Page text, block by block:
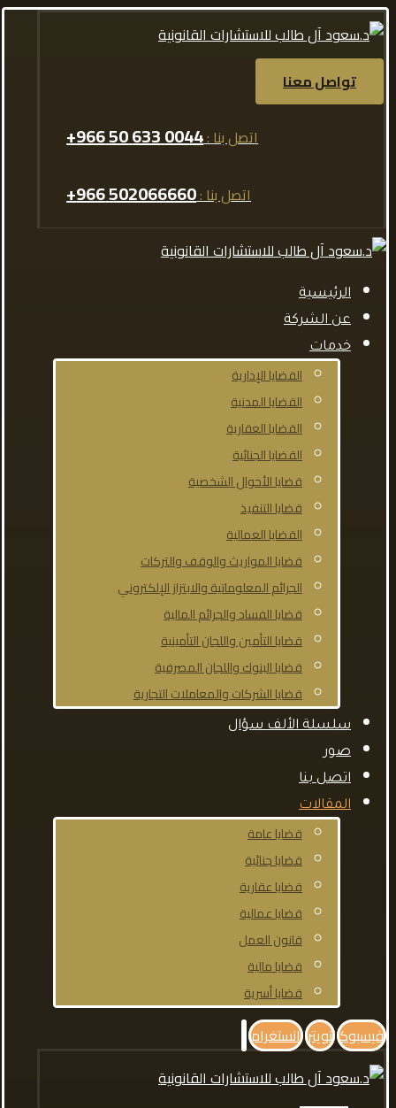
تواصل معنا
اتصل بنا :0044 633 50 966+
اتصل بنا :502066660 966+
الرئيسية
عن الشركة
خدمات
القضايا الإدارية
القضايا المدنية
القضايا العقارية
القضايا الجنائية
قضايا الأحوال الشخصية
قضايا التنفيذ
القضايا العمالية
قضايا المواريث والوقف والتركات
الجرائم المعلوماتية والابتزاز الإلكتروني
قضايا الفساد والجرائم المالية
قضايا التأمين واللجان التأمينية
قضايا البنوك واللجان المصرفية
قضايا الشركات والمعاملات التجارية
سلسلة الألف سؤال
صور
اتصل بنا
المقالات
قضايا عامة
قضايا جنائية
قضايا عقارية
قضايا عمالية
قانون العمل
قضايا مالية
قضايا أسرية
فيسبوك تويتر انستغرام